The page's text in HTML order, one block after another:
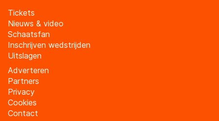
Tickets
Nieuws & video
Schaatsfan
Inschrijven wedstrijden
Uitslagen
Adverteren
Partners
Privacy
Cookies
Contact